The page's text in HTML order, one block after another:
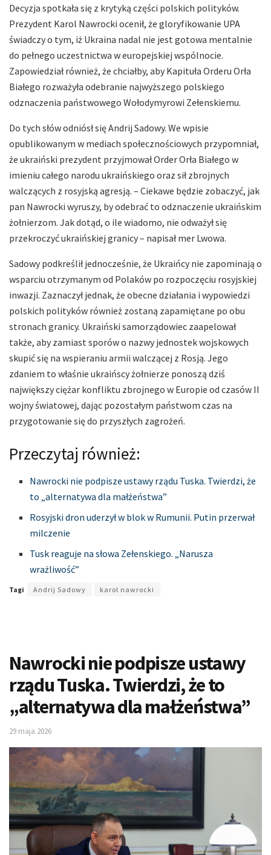
Decyzja spotkała się z krytyką części polskich polityków.
Prezydent Karol Nawrocki ocenił, że gloryfikowanie UPA
świadczy o tym, iż Ukraina nadal nie jest gotowa mentalnie
do pełnego uczestnictwa w europejskiej wspólnocie.
Zapowiedział również, że chciałby, aby Kapituła Orderu Orła
Białego rozważyła odebranie najwyższego polskiego
odznaczenia państwowego Wołodymyrowi Zełenskiemu.
Do tych słów odniósł się Andrij Sadowy. We wpisie
opublikowanym w mediach społecznościowych przypomniał,
że ukraiński prezydent przyjmował Order Orła Białego w
imieniu całego narodu ukraińskiego oraz sił zbrojnych
walczących z rosyjską agresją. – Ciekawe będzie zobaczyć, jak
pan Nawrocki wyruszy, by odebrać to odznaczenie ukraińskim
żołnierzom. Jak dotąd, o ile wiadomo, nie odważył się
przekroczyć ukraińskiej granicy – napisał mer Lwowa.
Sadowy podkreślił jednocześnie, że Ukraińcy nie zapominają o
wsparciu otrzymanym od Polaków po rozpoczęciu rosyjskiej
inwazji. Zaznaczył jednak, że obecne działania i wypowiedzi
polskich polityków również zostaną zapamiętane po obu
stronach granicy. Ukraiński samorządowiec zaapelował
także, aby zamiast sporów o nazwy jednostek wojskowych
skupić się na wspieraniu armii walczącej z Rosją. Jego
zdaniem to właśnie ukraińscy żołnierze ponoszą dziś
największy ciężar konfliktu zbrojnego w Europie od czasów II
wojny światowej, dając pozostałym państwom czas na
przygotowanie się do przyszłych zagrożeń.
Przeczytaj również:
Nawrocki nie podpisze ustawy rządu Tuska. Twierdzi, że
to „alternatywa dla małżeństwa”
Rosyjski dron uderzył w blok w Rumunii. Putin przerwał
milczenie
Tusk reaguje na słowa Zełenskiego. „Narusza
wrażliwość”
Tagi Andrij Sadowy karol nawrocki
Nawrocki nie podpisze ustawy
rządu Tuska. Twierdzi, że to
„alternatywa dla małżeństwa”
29 maja 2026